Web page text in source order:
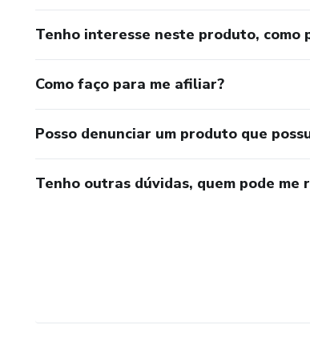
Tenho interesse neste produto, como
Como faço para me afiliar?
Posso denunciar um produto que
Tenho outras dúvidas, quem pode me